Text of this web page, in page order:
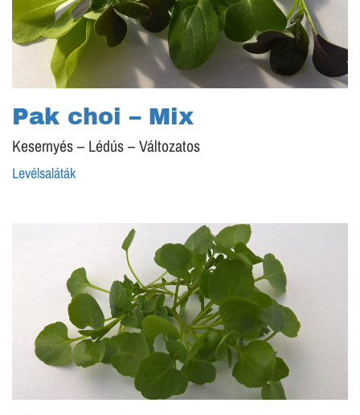
Pak choi – Mix
Kesernyés – Lédús – Változatos
Levélsaláták